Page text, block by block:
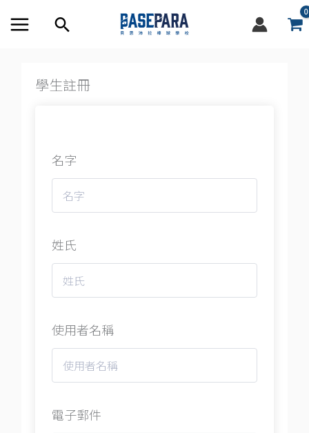
至
搜
框
學生註冊
名字
姓氏
使用者名稱
電子郵件